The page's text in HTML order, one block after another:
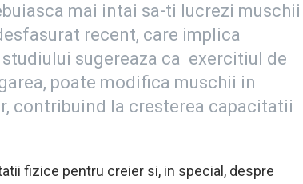
mai intai sa-ti lucrezi muschii
recent, care implica
sugereaza ca exercitiul de
poate modifica muschii in
contribuind la cresterea capacitatii
fizice pentru creier si, in special, despre